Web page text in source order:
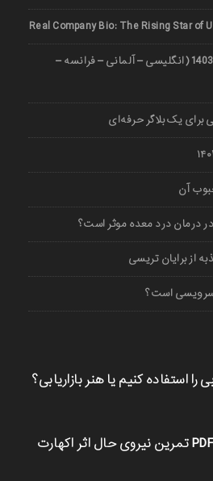
Real Company Bio: The Rising Star of
هزینه کلاس خصوصی زبان 1403 (انگلیسی – آلمانی – فرانسه –
یک بلاگر حرفه‌ای
درمان درد معده موثر است؟
سرویسی است؟
را استفاده کنیم یا هنر بازاریابی؟
کتاب صوتی و PDF تمرین نیروی حال اثر اکهارت